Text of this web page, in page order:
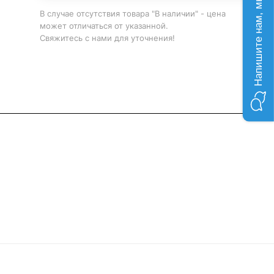
В случае отсутствия товара "В наличии" - цена
может отличаться от указанной.
Свяжитесь с нами для уточнения!